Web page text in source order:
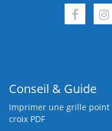
Conseil & Guide
Imprimer une grille point
croix PDF